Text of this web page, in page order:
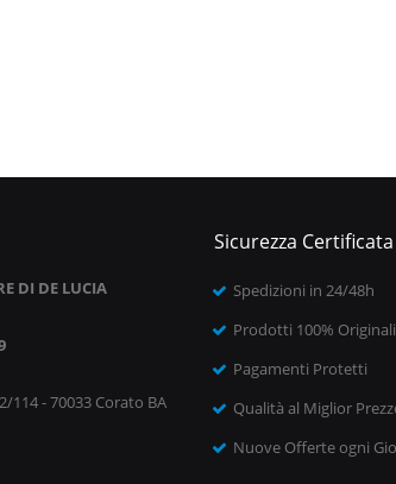
DI DE LUCIA
114 - 70033 Corato BA
Sicurezza Certificata
Spedizioni in 24/48h
Prodotti 100% Originali
Pagamenti Protetti
Qualità al Miglior
Nuove Offerte ogni